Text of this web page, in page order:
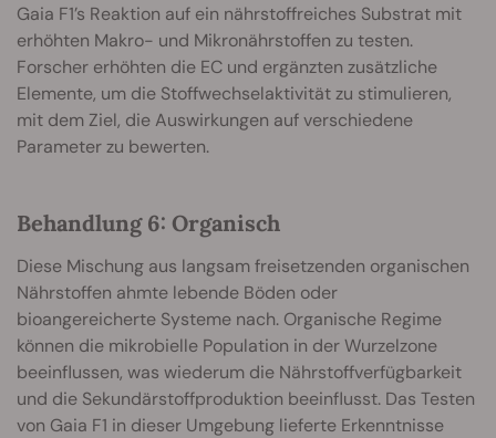
Gaia F1’s Reaktion auf ein nährstoffreiches Substrat mit
erhöhten Makro- und Mikronährstoffen zu testen.
Forscher erhöhten die EC und ergänzten zusätzliche
Elemente, um die Stoffwechselaktivität zu stimulieren,
mit dem Ziel, die Auswirkungen auf verschiedene
Parameter zu bewerten.
Behandlung 6: Organisch
Diese Mischung aus langsam freisetzenden organischen
Nährstoffen ahmte lebende Böden oder
bioangereicherte Systeme nach. Organische Regime
können die mikrobielle Population in der Wurzelzone
beeinflussen, was wiederum die Nährstoffverfügbarkeit
und die Sekundärstoffproduktion beeinflusst. Das Testen
von Gaia F1 in dieser Umgebung lieferte Erkenntnisse